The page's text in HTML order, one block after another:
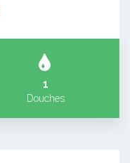
1
Douches